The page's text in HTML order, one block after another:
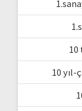
10
10 yıl-